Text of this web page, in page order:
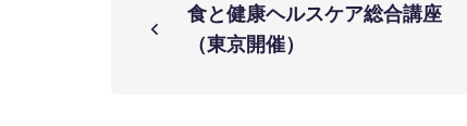
食と健康ヘルスケア総合講座
（東京開催）